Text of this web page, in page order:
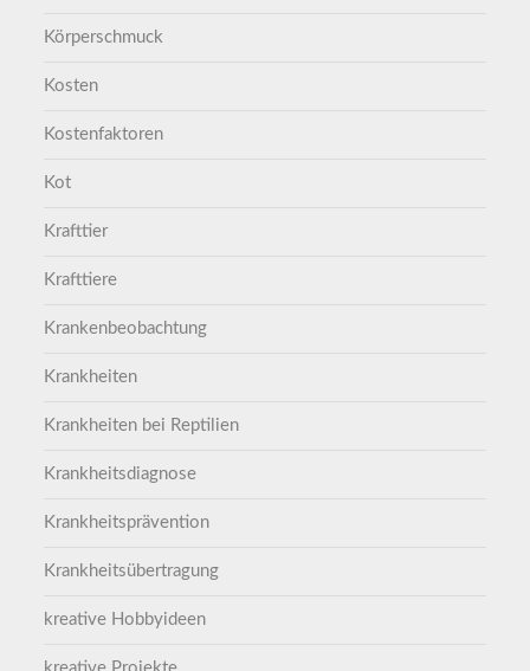
Körperschmuck
Kosten
Kostenfaktoren
Kot
Krafttier
Krafttiere
Krankenbeobachtung
Krankheiten
Krankheiten bei Reptilien
Krankheitsdiagnose
Krankheitsprävention
Krankheitsübertragung
kreative Hobbyideen